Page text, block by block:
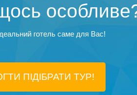
готель саме для Вас!
ПІДIБРАТИ ТУР!